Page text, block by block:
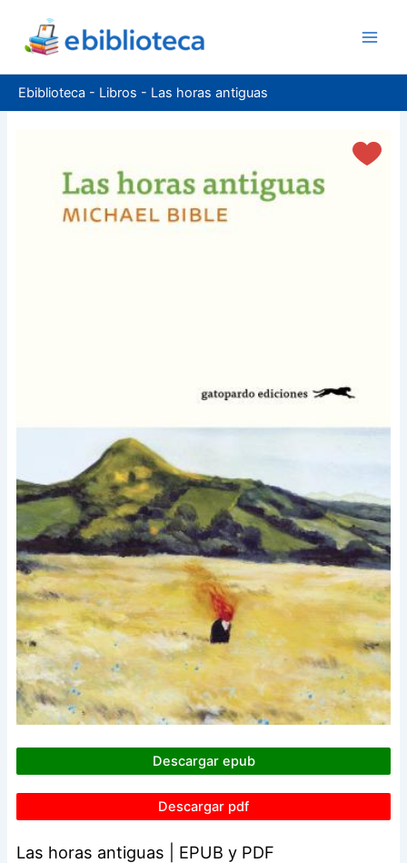
contenido
Ebiblioteca - Libros - Las horas antiguas
Descargar epub
Descargar pdf
Las horas antiguas | EPUB y PDF